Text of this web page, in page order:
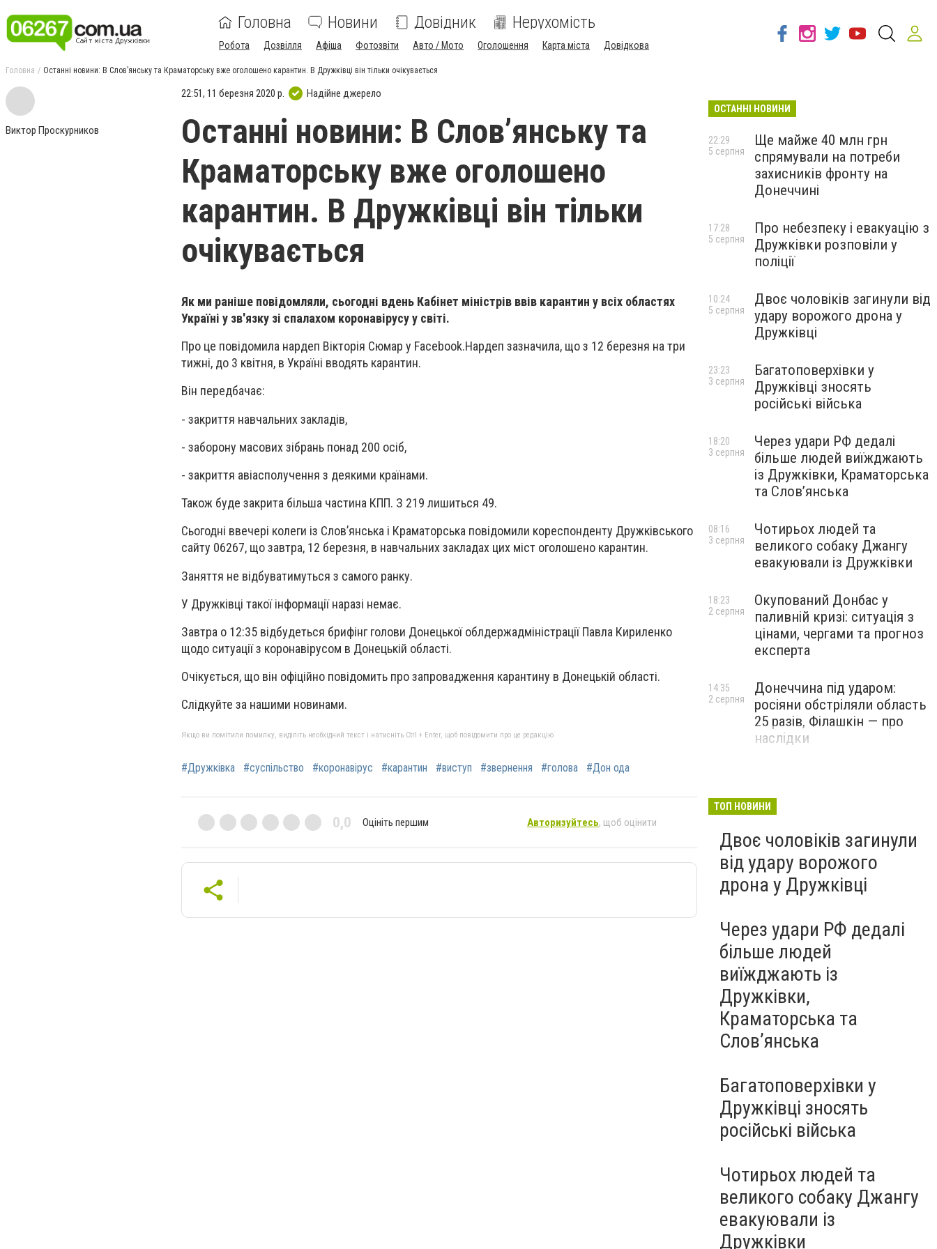
Головна Новини Довідник Нерухомість
Робота Дозвілля Афіша Фотозвіти Авто / Мото Оголошення Карта міста Довідкова
Головна Останні новини: В Слов’янську та Краматорську вже оголошено карантин. В Дружківці він тільки очікувається
Виктор Проскурников
22:51, 11 березня 2020 р. Надійне джерело
Останні новини: В Слов’янську та
Краматорську вже оголошено
карантин. В Дружківці він тільки
очікувається
Як ми раніше повідомляли, сьогодні вдень Кабінет міністрів ввів карантин у всіх областях
Україні у зв'язку зі спалахом коронавірусу у світі.
Про це повідомила нардеп Вікторія Сюмар у Facebook.Нардеп зазначила, що з 12 березня на три
тижні, до 3 квітня, в Україні вводять карантин.
Він передбачає:
- закриття навчальних закладів,
- заборону масових зібрань понад 200 осіб,
- закриття авіасполучення з деякими країнами.
Також буде закрита більша частина КПП. З 219 лишиться 49.
Сьогодні ввечері колеги із Слов’янська і Краматорська повідомили кореспонденту Дружківського
сайту 06267, що завтра, 12 березня, в навчальних закладах цих міст оголошено карантин.
Заняття не відбуватимуться з самого ранку.
У Дружківці такої інформації наразі немає.
Завтра о 12:35 відбудеться брифінг голови Донецької облдержадміністрації Павла Кириленко
щодо ситуації з коронавірусом в Донецькій області.
Очікується, що він офіційно повідомить про запровадження карантину в Донецькій області.
Слідкуйте за нашими новинами.
Якщо ви помітили помилку, виділіть необхідний текст і натисніть Ctrl + Enter, щоб повідомити про це редакцію
#Дружківка #суспільство #коронавірус #карантин #виступ #звернення #голова #Дон ода
0,0 Оцініть першим Авторизуйтесь, щоб оцінити
ОСТАННІ НОВИНИ
Ще майже 40 млн грн
спрямували на потреби
захисників фронту на
Донеччині
22:29
5 серпня
Про небезпеку і евакуацію з
Дружківки розповіли у
поліції
17:28
5 серпня
Двоє чоловіків загинули від
удару ворожого дрона у
Дружківці
10:24
5 серпня
Багатоповерхівки у
Дружківці зносять
російські війська
23:23
3 серпня
Через удари РФ дедалі
більше людей виїжджають
із Дружківки, Краматорська
та Слов’янська
18:20
3 серпня
Чотирьох людей та
великого собаку Джангу
евакуювали із Дружківки
08:16
3 серпня
Окупований Донбас у
паливній кризі: ситуація з
цінами, чергами та прогноз
експерта
18:23
2 серпня
Донеччина під ударом:
росіяни обстріляли область
25 разів, Філашкін — про
наслідки
14:35
2 серпня
ТОП НОВИНИ
Двоє чоловіків загинули
від удару ворожого
дрона у Дружківці
Через удари РФ дедалі
більше людей
виїжджають із
Дружківки,
Краматорська та
Слов’янська
Багатоповерхівки у
Дружківці зносять
російські війська
Чотирьох людей та
великого собаку Джангу
евакуювали із
Дружківки